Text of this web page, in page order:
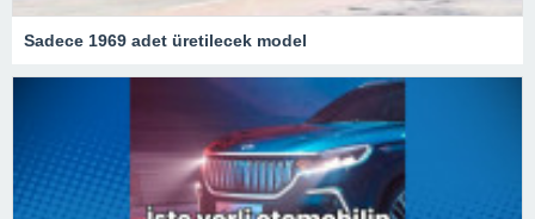
Sadece 1969 adet üretilecek model